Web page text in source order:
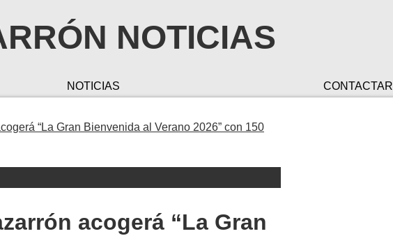
NOTICIAS
NOTICIAS CONTACTAR
“La Gran Bienvenida al Verano 2026” con 150
acogerá “La Gran